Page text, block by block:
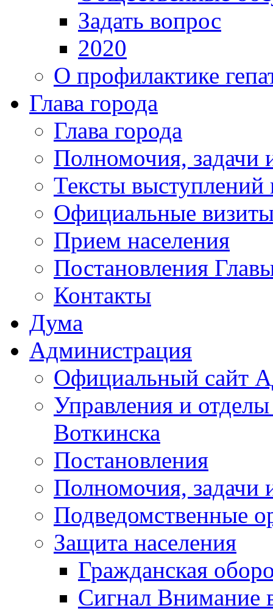
Задать вопрос
2020
О профилактике
Глава города
Глава города
Полномочия, задачи
Тексты выступлений
Официальные
Прием населения
Постановления
Контакты
Дума
Администрация
Официальный сайт
Управления и
Воткинска
Постановления
Полномочия, задачи
Подведомственные
Защита населения
Гражданская
Сигнал Внимание